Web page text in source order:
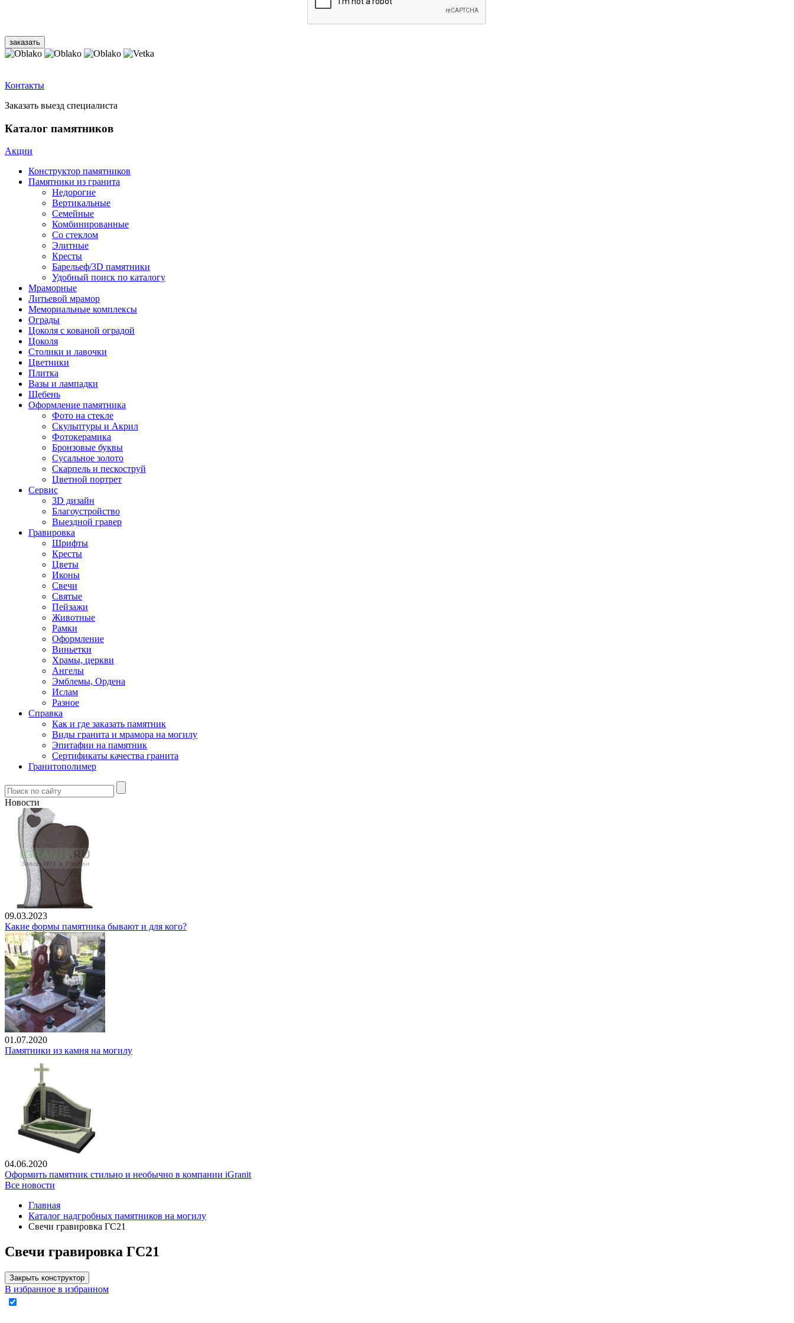
Контакты
Заказать выезд специалиста
Каталог памятников
Акции
Конструктор памятников
Памятники из гранита
Недорогие
Вертикальные
Семейные
Комбинированные
Со стеклом
Элитные
Кресты
Барельеф/3D памятники
Удобный поиск по каталогу
Мраморные
Литьевой мрамор
Мемориальные комплексы
Ограды
Цоколя с кованой оградой
Цоколя
Столики и лавочки
Цветники
Плитка
Вазы и лампадки
Щебень
Оформление памятника
Фото на стекле
Скульптуры и Акрил
Фотокерамика
Бронзовые буквы
Сусальное золото
Скарпель и пескоструй
Цветной портрет
Сервис
3D дизайн
Благоустройство
Выездной гравер
Гравировка
Шрифты
Кресты
Цветы
Иконы
Свечи
Святые
Пейзажи
Животные
Рамки
Оформление
Виньетки
Храмы, церкви
Ангелы
Эмблемы, Ордена
Ислам
Разное
Справка
Как и где заказать памятник
Виды гранита и мрамора на могилу
Эпитафии на памятник
Сертификаты качества гранита
Гранитополимер
Новости
09.03.2023
Какие формы памятника бывают и для кого?
01.07.2020
Памятники из камня на могилу
04.06.2020
Оформить памятник стильно и необычно в компании iGranit
Все новости
Главная
Каталог надгробных памятников на могилу
Свечи гравировка ГС21
Свечи гравировка ГС21
Закрыть конструктор
В избранное в избранном